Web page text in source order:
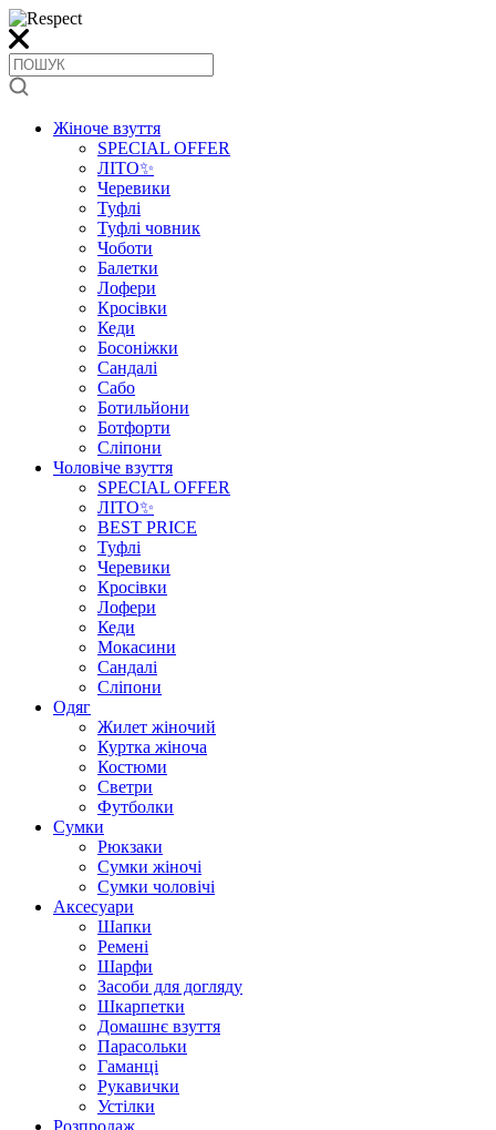
Жіноче взуття
SPECIAL OFFER
ЛІТО✨
Черевики
Туфлі
Туфлі човник
Чоботи
Балетки
Лофери
Кросівки
Кеди
Босоніжки
Сандалі
Сабо
Ботильйони
Ботфорти
Сліпони
Чоловіче взуття
SPECIAL OFFER
ЛІТО✨
BEST PRICE
Туфлі
Черевики
Кросівки
Лофери
Кеди
Мокасини
Сандалі
Сліпони
Одяг
Жилет жіночий
Куртка жіноча
Костюми
Светри
Футболки
Сумки
Рюкзаки
Сумки жіночі
Сумки чоловічі
Аксеcуари
Шапки
Ремені
Шарфи
Засоби для догляду
Шкарпетки
Домашнє взуття
Парасольки
Гаманці
Рукавички
Устілки
Розпродаж